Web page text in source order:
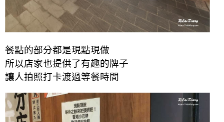
餐點的部分都是現點現做
所以店家也提供了有趣的牌子
讓人拍照打卡渡過等餐時間